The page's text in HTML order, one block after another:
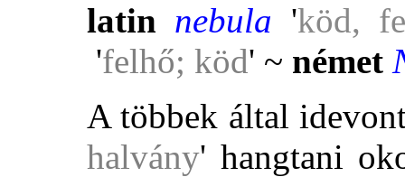
latin nebula 'köd,
'felhő; köd' ~ német
A többek által
halvány' hangtani